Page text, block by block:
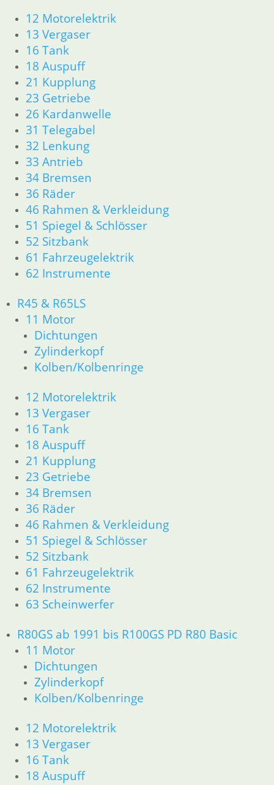
12 Motorelektrik
13 Vergaser
16 Tank
18 Auspuff
21 Kupplung
23 Getriebe
26 Kardanwelle
31 Telegabel
32 Lenkung
33 Antrieb
34 Bremsen
36 Räder
46 Rahmen & Verkleidung
51 Spiegel & Schlösser
52 Sitzbank
61 Fahrzeugelektrik
62 Instrumente
R45 & R65LS
11 Motor
Dichtungen
Zylinderkopf
Kolben/Kolbenringe
12 Motorelektrik
13 Vergaser
16 Tank
18 Auspuff
21 Kupplung
23 Getriebe
34 Bremsen
36 Räder
46 Rahmen & Verkleidung
51 Spiegel & Schlösser
52 Sitzbank
61 Fahrzeugelektrik
62 Instrumente
63 Scheinwerfer
R80GS ab 1991 bis R100GS PD R80 Basic
11 Motor
Dichtungen
Zylinderkopf
Kolben/Kolbenringe
12 Motorelektrik
13 Vergaser
16 Tank
18 Auspuff
51 Spiegel & Schlösser
52 Sitzbank
61 Fahrzeugelektrik
62 Instrumente
63 Scheinwerfer
R80/100 R80/100 RT 1980 bis 1984
11 Motor
Dichtungen
Kolben/Kolbenringe
Zylinderkopf
12 Motorelektrik
13 Vergaser
16 Tank
18 Auspuff
21 Kupplung
23 Getriebe
26 Kardanwelle
31 Telegabel
33 Antrieb
34 Bremsen
36 Räder
46 Rahmen & Verkleidung
51 Spiegel & Schlösser
52 Sitzbank
61 Fahrzeugelektrik
63 Scheinwerfer
R65 R80 Monolever R100 RS/RT Monolever ab 1984
11 Motor
Dichtungen
Kolben/Kolbenringe
Zylinderkopf
12 Motorelektrik
13 Vergaser
16 Tank
18 Auspuff
21 Kupplung
23 Getriebe
26 Kardanwelle
31 Telegabel
32 Lenkung
34 Bremsen
36 Räder
46 Rahmen & Verkleidung
51 Spiegel & Schlösser
52 Sitzbank
61 Fahrzeugelektrik
R45 & R65LS
11 Motor
Dichtungen
Zylinderkopf